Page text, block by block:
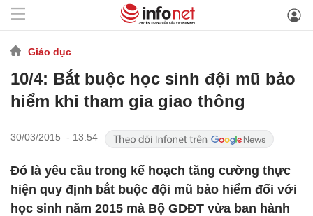
Giáo dục
10/4: Bắt buộc học sinh đội mũ bảo
hiểm khi tham gia giao thông
30/03/2015 - 13:54
Đó là yêu cầu trong kế hoạch tăng cường thực
hiện quy định bắt buộc đội mũ bảo hiểm đối với
học sinh năm 2015 mà Bộ GDĐT vừa ban hành